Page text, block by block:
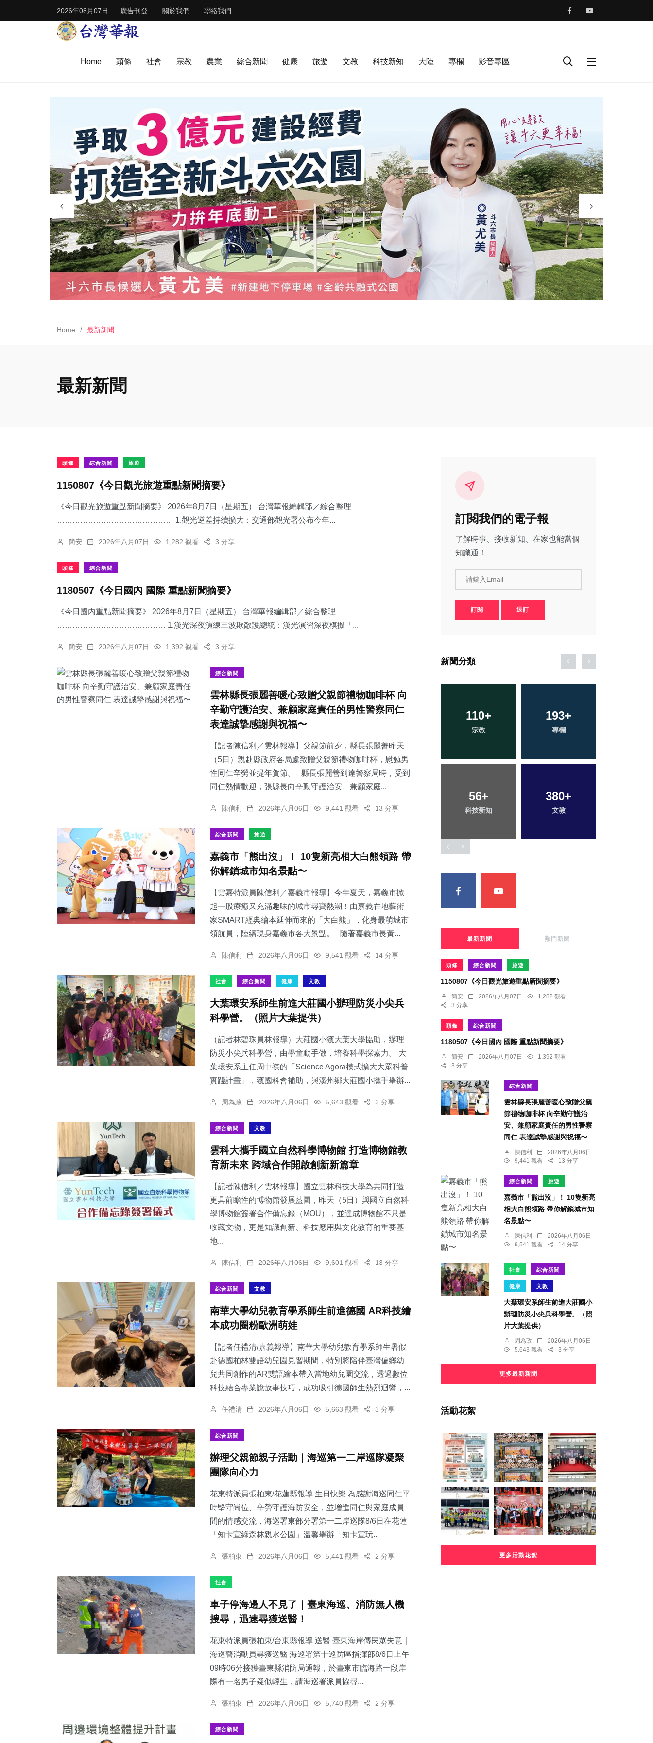
2026年08月07日 廣告刊登 關於我們 聯絡我們
Home 頭條 社會 宗教 農業 綜合新聞 健康 旅遊 文教 科技新知 大陸 專欄 影音專區
Home 最新新聞
最新新聞
頭條 綜合新聞 旅遊
1150807《今日觀光旅遊重點新聞摘要》
《今日觀光旅遊重點新聞摘要》 2026年8月7日（星期五） 台灣華報編輯部／綜合整理
……………………………………… 1.觀光逆差持續擴大：交通部觀光署公布今年...
簡安 2026年八月07日 1,282 觀看 3 分享
頭條 綜合新聞
1180507《今日國內 國際 重點新聞摘要》
《今日國內重點新聞摘要》 2026年8月7日（星期五） 台灣華報編輯部／綜合整理
…………………………………… 1.漢光深夜演練三波欺敵護總統：​漢光演習深夜模擬「...
簡安 2026年八月07日 1,392 觀看 3 分享
綜合新聞
雲林縣長張麗善暖心致贈父親節禮物咖啡杯 向
辛勤守護治安、兼顧家庭責任的男性警察同仁
表達誠摯感謝與祝福〜
【記者陳信利／雲林報導】父親節前夕，縣長張麗善昨天
（5日）親赴縣政府各局處致贈父親節禮物咖啡杯，慰勉男
性同仁辛勞並提年賀節。 縣長張麗善到達警察局時，受到
同仁熱情歡迎，張縣長向辛勤守護治安、兼顧家庭...
陳信利 2026年八月06日 9,441 觀看 13 分享
綜合新聞 旅遊
嘉義市「熊出沒」！ 10隻新亮相大白熊領路 帶
你解鎖城市知名景點〜
【雲嘉特派員陳信利／嘉義市報導】今年夏天，嘉義市掀
起一股療癒又充滿趣味的城市尋寶熱潮！由嘉義在地藝術
家SMART經典繪本延伸而來的「大白熊」，化身最萌城市
領航員，陸續現身嘉義市各大景點。 隨著嘉義市長黃...
陳信利 2026年八月06日 9,541 觀看 14 分享
社會 綜合新聞 健康 文教
大葉環安系師生前進大莊國小辦理防災小尖兵
科學營。（照片大葉提供）
（記者林碧珠員林報導）大莊國小獲大葉大學協助，辦理
防災小尖兵科學營，由學童動手做，培養科學探索力。 大
葉環安系主任周中祺的「Science Agora模式擴大大眾科普
實踐計畫」，獲國科會補助，與溪州鄉大莊國小攜手舉辦...
周為政 2026年八月06日 5,643 觀看 3 分享
綜合新聞 文教
雲科大攜手國立自然科學博物館 打造博物館教
育新未來 跨域合作開啟創新新篇章
【記者陳信利／雲林報導】國立雲林科技大學為共同打造
更具前瞻性的博物館發展藍圖，昨天（5日）與國立自然科
學博物館簽署合作備忘錄（MOU），並達成博物館不只是
收藏文物，更是知識創新、科技應用與文化教育的重要基
地...
陳信利 2026年八月06日 9,601 觀看 13 分享
綜合新聞 文教
南華大學幼兒教育學系師生前進德國 AR科技繪
本成功圈粉歐洲萌娃
【記者任禮清/嘉義報導】南華大學幼兒教育學系師生暑假
赴德國柏林雙語幼兒園見習期間，特別將陪伴臺灣偏鄉幼
兒共同創作的AR雙語繪本帶入當地幼兒園交流，透過數位
科技結合專業說故事技巧，成功吸引德國師生熱烈迴響，...
任禮清 2026年八月06日 5,663 觀看 3 分享
綜合新聞
辦理父親節親子活動｜海巡第一二岸巡隊凝聚
團隊向心力
花東特派員張柏東/花蓮縣報導 生日快樂 為感謝海巡同仁平
時堅守崗位、辛勞守護海防安全，並增進同仁與家庭成員
間的情感交流，海巡署東部分署第一二岸巡隊8/6日在花蓮
「知卡宣綠森林親水公園」溫馨舉辦「知卡宣玩...
張柏東 2026年八月06日 5,441 觀看 2 分享
社會
車子停海邊人不見了｜臺東海巡、消防無人機
搜尋，迅速尋獲送醫！
花東特派員張柏東/台東縣報導 送醫 臺東海岸傳民眾失意｜
海巡警消動員尋獲送醫 海巡署第十巡防區指揮部8/6日上午
09時06分接獲臺東縣消防局通報，於臺東市臨海路一段岸
際有一名男子疑似輕生，請海巡署派員協尋...
張柏東 2026年八月06日 5,740 觀看 2 分享
綜合新聞
訂閱我們的電子報
了解時事、接收新知、在家也能當個
知識通！
請鍵入Email
訂閱 退訂
新聞分類
4+
大陸
110+ 193
科技新知 文教
257+
旅遊
627+
社會
82+
頭條
1162+
綜合新聞
最新新聞 熱門新聞
頭條 綜合新聞 旅遊
1150807《今日觀光旅遊重點新聞摘要》
簡安 2026年八月07日
1,282 觀看
3 分享
頭條 綜合新聞
1180507《今日國內 國際 重點新聞摘要》
簡安 2026年八月07日
1,392 觀看
3 分享
綜合新聞
雲林縣長張麗善暖心致贈父親
節禮物咖啡杯 向辛勤守護治
安、兼顧家庭責任的男性警察
同仁 表達誠摯感謝與祝福〜
陳信利
2026年八月06日
9,441 觀看
13 分享
綜合新聞 旅遊
嘉義市「熊出沒」！ 10隻新亮
相大白熊領路 帶你解鎖城市知
名景點〜
陳信利
2026年八月06日
9,541 觀看
14 分享
社會 綜合新聞
健康 文教
大葉環安系師生前進大莊國小
辦理防災小尖兵科學營。（照
片大葉提供）
周為政
2026年八月06日
5,643 觀看
3 分享
更多最新新聞
活動花絮
更多活動花絮